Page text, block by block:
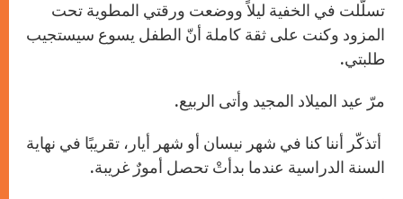
تسلّلت في الخفية ليلاً ووضعت ورقتي المطوية تحت
المزود وكنت على ثقة كاملة أنّ الطفل يسوع سيستجيب
طلبتي.
مرّ عيد الميلاد المجيد وأتى الربيع.
أتذكّر أننا كنا في شهر نيسان أو شهر أيار، تقريبًا في نهاية
السنة الدراسية عندما بدأتْ تحصل أمورٌ غريبة.